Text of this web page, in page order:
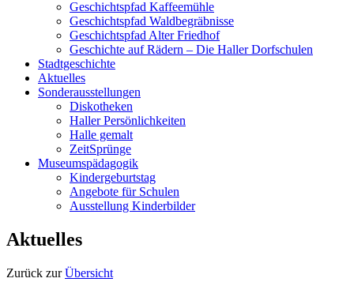
Geschichtspfad Kaffeemühle
Geschichtspfad Waldbegräbnisse
Geschichtspfad Alter Friedhof
Geschichte auf Rädern – Die Haller Dorfschulen
Stadtgeschichte
Aktuelles
Sonderausstellungen
Diskotheken
Haller Persönlichkeiten
Halle gemalt
ZeitSprünge
Museumspädagogik
Kindergeburtstag
Angebote für Schulen
Ausstellung Kinderbilder
Aktuelles
Zurück zurÜbersicht